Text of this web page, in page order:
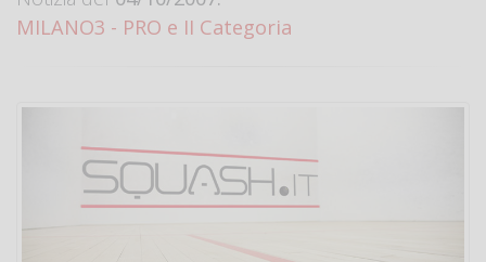
MILANO3 - PRO e II Categoria